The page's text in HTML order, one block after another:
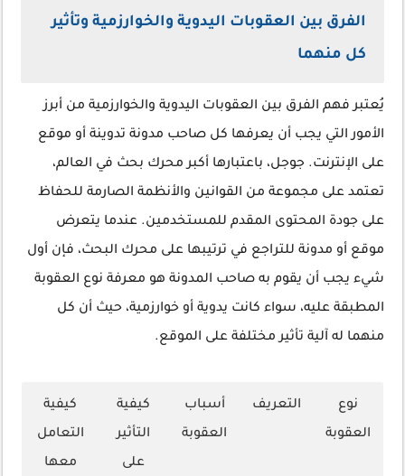
الفرق بين العقوبات اليدوية والخوارزمية وتأثير
كل منهما
يُعتبر فهم الفرق بين العقوبات اليدوية والخوارزمية من أبرز
الأمور التي يجب أن يعرفها كل صاحب مدونة تدوينة أو موقع
على الإنترنت. جوجل، باعتبارها أكبر محرك بحث في العالم،
تعتمد على مجموعة من القوانين والأنظمة الصارمة للحفاظ
على جودة المحتوى المقدم للمستخدمين. عندما يتعرض
موقع أو مدونة للتراجع في ترتيبها على محرك البحث، فإن أول
شيء يجب أن يقوم به صاحب المدونة هو معرفة نوع العقوبة
المطبقة عليه، سواء كانت يدوية أو خوارزمية، حيث أن كل
منهما له آلية تأثير مختلفة على الموقع.
نوع
العقوبة
التعريف
أسباب
العقوبة
كيفية
التأثير
على
كيفية
التعامل
معها